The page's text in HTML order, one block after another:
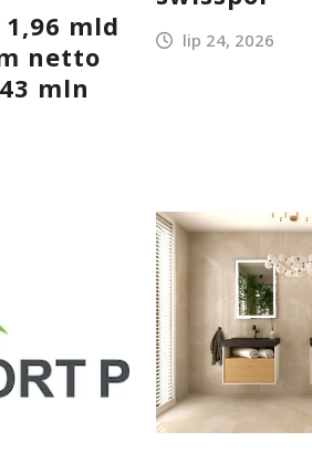
mld
netto
mln
lip 24, 2026